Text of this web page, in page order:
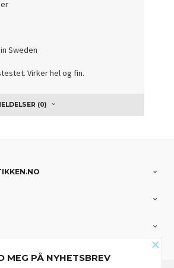
Sweden
Virker hel og fin.
(0)
×
MEG PÅ NYHETSBREV